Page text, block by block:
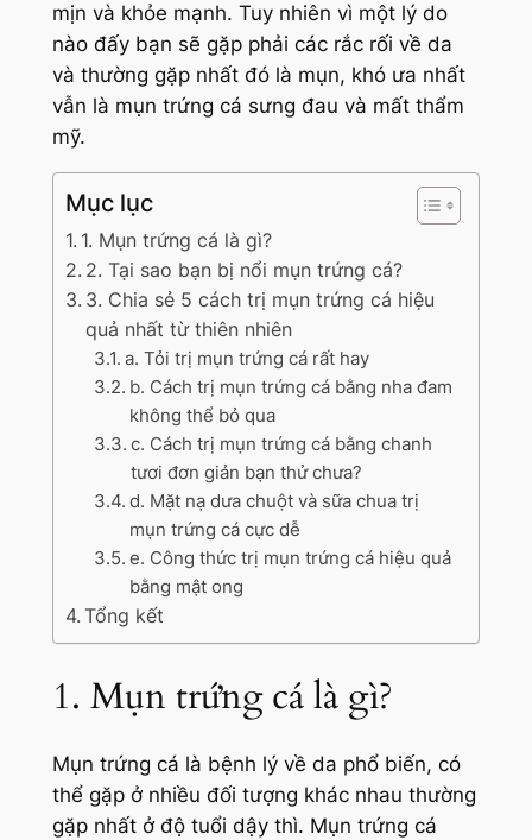
mịn và khỏe mạnh. Tuy nhiên vì một lý do
nào đấy bạn sẽ gặp phải các rắc rối về da
và thường gặp nhất đó là mụn, khó ưa nhất
vẫn là mụn trứng cá sưng đau và mất thẩm
mỹ.
Mục lục
1. Mụn trứng cá là gì?
2. Tại sao bạn bị nổi mụn trứng cá?
3. Chia sẻ 5 cách trị mụn trứng cá hiệu
quả nhất từ thiên nhiên
a. Tỏi trị mụn trứng cá rất hay
b. Cách trị mụn trứng cá bằng nha đam
không thể bỏ qua
c. Cách trị mụn trứng cá bằng chanh
tươi đơn giản bạn thử chưa?
d. Mặt nạ dưa chuột và sữa chua trị
mụn trứng cá cực dễ
e. Công thức trị mụn trứng cá hiệu quả
bằng mật ong
Tổng kết
1. Mụn trứng cá là gì?
Mụn trứng cá là bệnh lý về da phổ biến, có
thể gặp ở nhiều đối tượng khác nhau thường
gặp nhất ở độ tuổi dậy thì. Mụn trứng cá